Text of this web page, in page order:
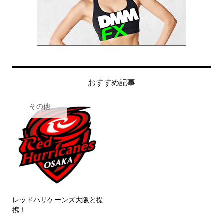
おすすめ記事
その他
レッドハリケーンズ大阪と提
携！